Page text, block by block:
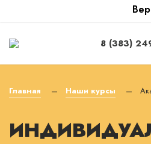
8 (383)
Главная — Наши курсы —